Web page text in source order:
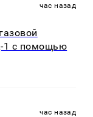
час назад
1 с помощью
час назад